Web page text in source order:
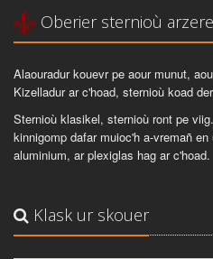
Oberier sternioù
Alaouradur kouevr pe aour munut,
Kizelladur ar c'hoad, sternioù koad
Sternioù klasikel, sternioù ront pe
kinnigomp dafar muioc'h a-vremañ
aluminium, ar plexiglas hag ar c'hoad.
Klask ur skouer